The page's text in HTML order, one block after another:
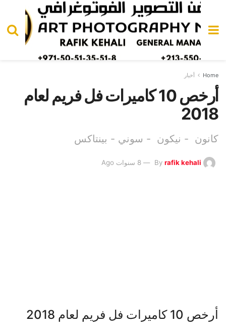
Home أخبار
أرخص 10 كاميرات فل فريم لعام
2018
كانون - نيكون - سوني - بينتاكس
By rafik kehali 8 سنوات Ago
أرخص 10 كاميرات فل فريم لعام 2018